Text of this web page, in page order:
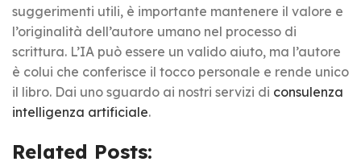
suggerimenti utili, è importante mantenere il valore e
l’originalità dell’autore umano nel processo di
scrittura. L’IA può essere un valido aiuto, ma l’autore
è colui che conferisce il tocco personale e rende unico
il libro. Dai uno sguardo ai nostri servizi di consulenza
intelligenza artificiale.
Related Posts: